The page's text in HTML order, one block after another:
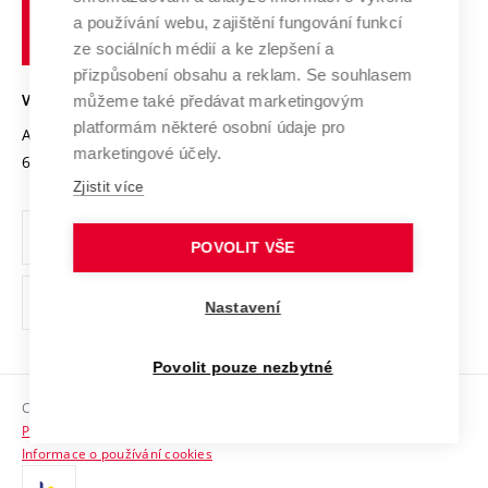
Transfer znalostí
Open Science
Projekty
Projekty ze strukturálních fondů
Specifický výzkum
Služby univerzity
Mezinárodní dohody
Univerzitní sítě
Podnikavá univerzita / ContriBUTe
Bezpečná univerzita
Vyznamenání
Organizační struktura
Ochrana osobních údajů
odkaz)
Sociální bezpečí
HR Award
učení
technické
VYSOKÉ UČENÍ TECHNICKÉ V BRNĚ
Antonínská 548/1
602 00 Brno
www.vut.cz
vut@vutbr.cz
Copyright © 2026 VUT
Prohlášení o přístupnosti
Informace o používání cookies
a používání webu, zajištění fungování funkcí
ze sociálních médií a ke zlepšení a
přizpůsobení obsahu a reklam. Se souhlasem
můžeme také předávat marketingovým
platformám některé osobní údaje pro
marketingové účely.
Zjistit více
POVOLIT VŠE
Nastavení
Povolit pouze nezbytné